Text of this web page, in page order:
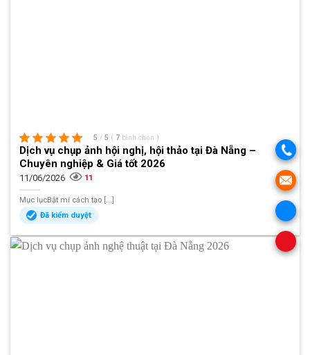
5 / 5 ( 7 bình chọn )
Dịch vụ chụp ảnh hội nghị, hội thảo tại Đà Nẵng –
Chuyên nghiệp & Giá tốt 2026
11/06/2026 11
Mục lụcBật mí cách tạo [...]
Đã kiểm duyệt